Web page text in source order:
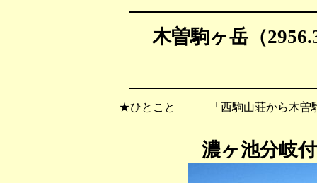
木曽駒ヶ岳（
★ひとこと 「西駒山荘から木曽駒
濃ヶ池分岐